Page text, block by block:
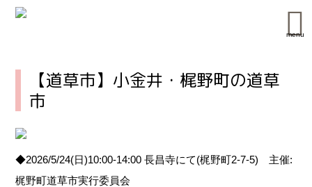
menu
【道草市】小金井・梶野町の道草
市
◆2026/5/24(日)10:00-14:00 長昌寺にて(梶野町2-7-5) 主催:
梶野町道草市実行委員会